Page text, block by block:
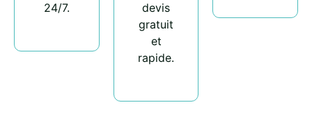
24/7.
devis
gratuit
et
rapide.